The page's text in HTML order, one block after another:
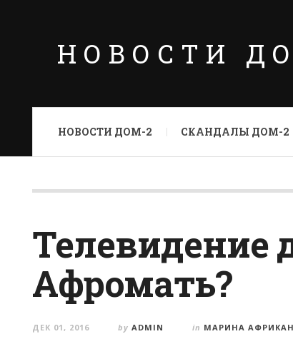
НОВОСТИ
НОВОСТИ ДОМ-2 СКАНДАЛЫ ДОМ-2
Телевидение
Афромать?
ДЕК 01, 2016 by ADMIN in МАРИНА